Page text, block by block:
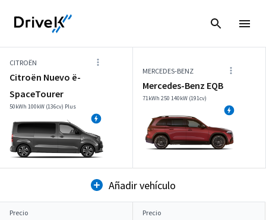
CITROËN
Citroën Nuevo ë-
SpaceTourer
50kWh 100kW (136cv) Plus
MERCEDES-BENZ
Mercedes-Benz EQB
71kWh 250 140kW (191cv)
Añadir vehículo
Precio Precio